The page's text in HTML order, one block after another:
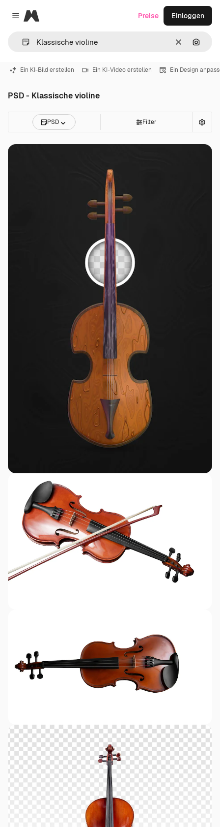
Close menu
Magnific
LöschenNach
Preise Einloggen
Ein KI-Bild erstellen Ein KI-Video erstellen Ein Design
PSD - Klassische violine
PSD Filter